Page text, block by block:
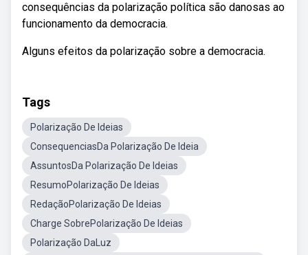
consequências da polarização política são danosas ao
funcionamento da democracia.
Alguns efeitos da polarização sobre a democracia.
Tags
Polarização De Ideias
ConsequenciasDa Polarização De Ideia
AssuntosDa Polarização De Ideias
ResumoPolarização De Ideias
RedaçãoPolarização De Ideias
Charge SobrePolarização De Ideias
Polarização DaLuz